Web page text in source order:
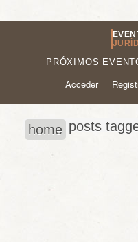
PRÓXIMOS
Acceder
home posts